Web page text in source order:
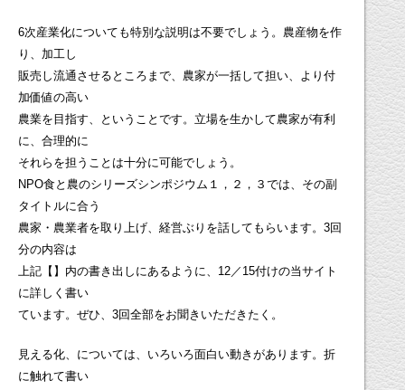
6次産業化についても特別な説明は不要でしょう。農産物を作
り、加工し
販売し流通させるところまで、農家が一括して担い、より付
加価値の高い
農業を目指す、ということです。立場を生かして農家が有利
に、合理的に
それらを担うことは十分に可能でしょう。
NPO食と農のシリーズシンポジウム１，２，３では、その副
タイトルに合う
農家・農業者を取り上げ、経営ぶりを話してもらいます。3回
分の内容は
上記【】内の書き出しにあるように、12／15付けの当サイト
に詳しく書い
ています。ぜひ、3回全部をお聞きいただきたく。
見える化、については、いろいろ面白い動きがあります。折
に触れて書い